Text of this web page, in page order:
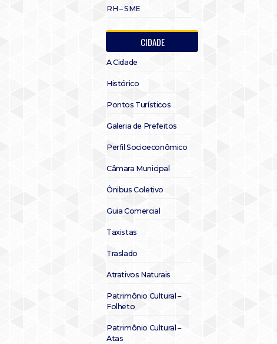
RH – SME
CIDADE
A Cidade
Histórico
Pontos Turísticos
Galeria de Prefeitos
Perfil Socioeconômico
Câmara Municipal
Ônibus Coletivo
Guia Comercial
Taxistas
Traslado
Atrativos Naturais
Patrimônio Cultural –
Folheto
Patrimônio Cultural –
Atas